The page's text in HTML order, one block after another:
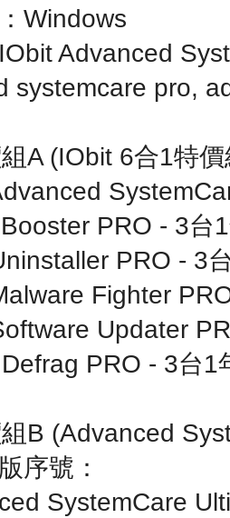
Windows
Advanced
systemcare pro,
A (IObit 6合1特
PRO - 3台
PRO - 3
Fighter
Updater
PRO - 3台1
B (Advanced
序號：
SystemCare